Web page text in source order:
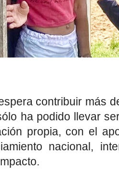
contribuir más
ha podido llevar
propia, con el
nacional,